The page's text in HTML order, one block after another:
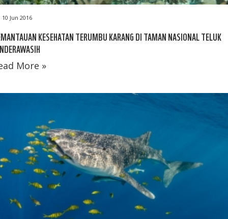
10 Jun 2016
KESEHATAN TERUMBU KARANG DI TAMAN NASIONAL TELUK
More »